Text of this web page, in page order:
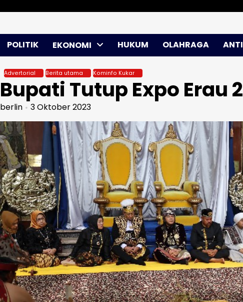
POLITIK EKONOMI HUKUM OLAHRAGA
Advertorial Berita utama Kominfo Kukar
Bupati Tutup Expo Erau
berlin 3 Oktober 2023